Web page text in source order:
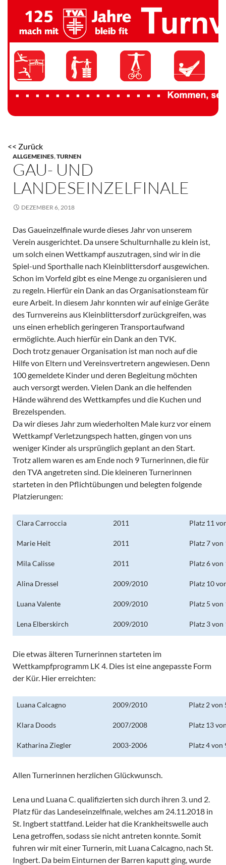
TV 1894 Auersmacher
<< Zurück
ALLGEMEINES,TURNEN
GAU- UND
LANDESEINZELFINALE
DEZEMBER 6, 2018
Das Gaueinzelfinale wurde dieses Jahr von unserem
Verein ausgerichtet. Da unsere Schulturnhalle zu klein ist,
um solch einen Wettkampf auszutragen, sind wir in die
Spiel-und Sporthalle nach Kleinblittersdorf ausgewichen.
Schon im Vorfeld gibt es eine Menge zu organisieren und
zu regeln. Hierfür ein Dank an das Organisationsteam für
eure Arbeit. In diesem Jahr konnten wir auf einige Geräte
des Turnvereins aus Kleinblittersdorf zurückgreifen, was
uns einen erheblich geringeren Transportaufwand
ermöglichte. Auch hierfür ein Dank an den TVK.
Doch trotz genauer Organisation ist man noch auf die
Hilfe von Eltern und Vereinsvertretern angewiesen. Denn
100 gemeldete Kinder und deren Begleitung möchten
auch versorgt werden. Vielen Dank an die helfenden
Hände während des Wettkampfes und die Kuchen und
Brezelspenden.
Da wir dieses Jahr zum wiederholten Male kurz vor einem
Wettkampf Verletzungspech hatten, gingen von uns
weniger Kinder als ursprünglich geplant an den Start.
Trotz allem waren es am Ende noch 9 Turnerinnen, die für
den TVA angetreten sind. Die kleineren Turnerinnen
starteten in den Pflichtübungen und belegten folgende
Platzierungen:
Clara Carroccia 2011 Platz 11
Marie Heit 2011 Platz 7 von
Mila Calisse 2011 Platz 6 von
Alina Dressel 2009/2010 Platz 10
Luana Valente 2009/2010 Platz 5 von
Lena Elberskirch 2009/2010 Platz 3 von
Die etwas älteren Turnerinnen starteten im
Wettkampfprogramm LK 4. Dies ist eine angepasste Form
der Kür. Hier erreichten:
Luana Calcagno 2009/2010 Platz 2 von
Klara Doods 2007/2008 Platz 13
Katharina Ziegler 2003-2006 Platz 4 von
Allen Turnerinnen herzlichen Glückwunsch.
Lena und Luana C. qualifizierten sich durch ihren 3. und 2.
Platz für das Landeseinzelfinale, welches am 24.11.2018 in
St. Ingbert stattfand. Leider hat die Krankheitswelle auch
Lena getroffen, sodass sie nicht antreten konnte. Somit
fuhren wir mit einer Turnerin, mit Luana Calcagno, nach St.
Ingbert. Da beim Einturnen der Barren kaputt ging, wurde